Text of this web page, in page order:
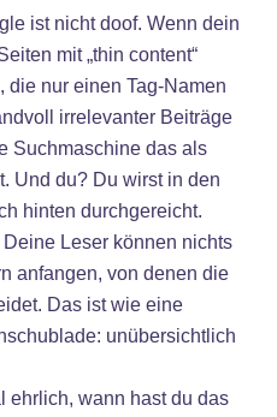
ist nicht doof. Wenn dein
mit „thin content“
die nur einen Tag-Namen
irrelevanter Beiträge
Suchmaschine das als
Und du? Du wirst in den
hinten durchgereicht.
Deine Leser können nichts
anfangen, von denen die
Das ist wie eine
unübersichtlich
ehrlich, wann hast du das